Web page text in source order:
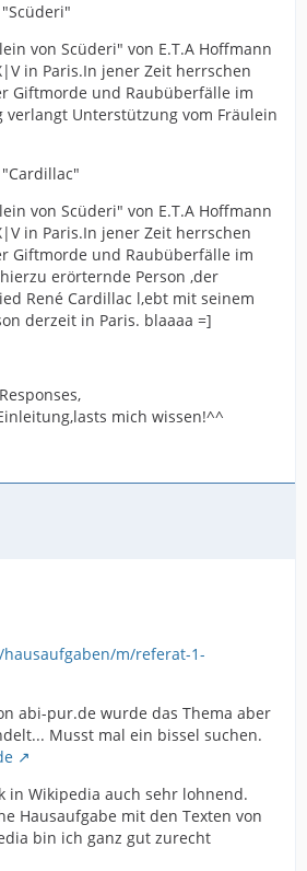
von Scüderi" von E.T.A Hoffmann
in Paris.In jener Zeit herrschen
Giftmorde und Raubüberfälle im
verlangt Unterstützung vom Fräulein
von Scüderi" von E.T.A Hoffmann
in Paris.In jener Zeit herrschen
Giftmorde und Raubüberfälle im
erörternde Person ,der
René Cardillac l,ebt mit seinem
derzeit in Paris. blaaaa =]
mich wissen!^^
m/referat-1-
abi-pur.de wurde das Thema aber
Musst mal ein bissel suchen.
in Wikipedia auch sehr lohnend.
Hausaufgabe mit den Texten von
bin ich ganz gut zurecht